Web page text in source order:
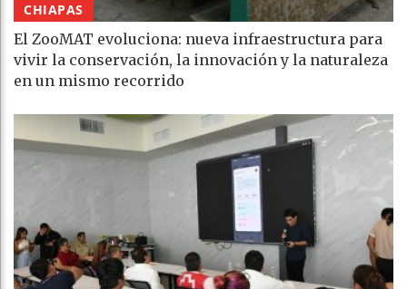
CHIAPAS
El ZooMAT evoluciona: nueva infraestructura para
vivir la conservación, la innovación y la naturaleza
en un mismo recorrido